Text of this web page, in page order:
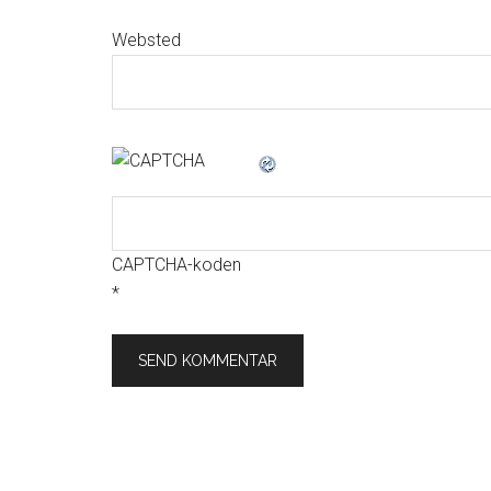
Websted
CAPTCHA-koden
*